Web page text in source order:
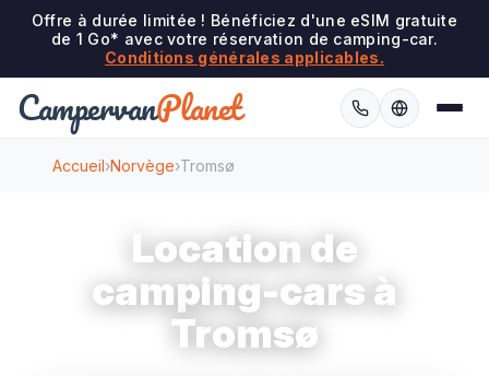
Offre à durée limitée ! Bénéficiez d'une eSIM gratuite
de 1 Go* avec votre réservation de camping-car.
Conditions générales applicables.
CampervanPlanet
Accueil›Norvège›Tromsø
Location de
camping-cars à
Tromsø